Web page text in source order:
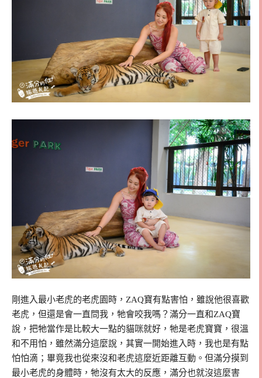
剛進入最小老虎的老虎園時，ZAQ寶有點害怕，雖說他很喜歡
老虎，但還是會一直問我，牠會咬我嗎？滿分一直和ZAQ寶
說，把牠當作是比較大一點的貓咪就好，牠是老虎寶寶，很溫
和不用怕，雖然滿分這麼說，其實一開始進入時，我也是有點
怕怕滴；畢竟我也從來沒和老虎這麼近距離互動。但滿分摸到
最小老虎的身體時，牠沒有太大的反應，滿分也就沒這麼害